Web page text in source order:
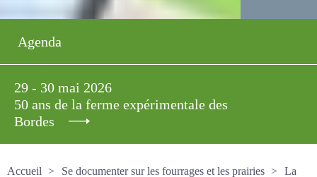
Agenda
29 - 30 mai 2026
50 ans de la ferme expérimentale des
Bordes
Accueil
Se documenter sur les fourrages et les prairies